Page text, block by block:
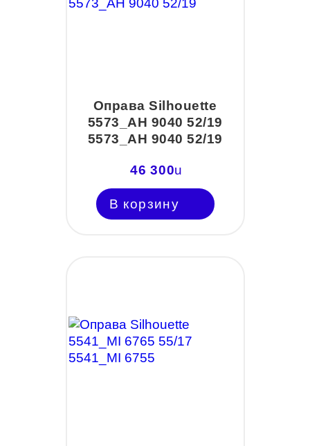
Оправа Silhouette
5573_AH 9040 52/19
5573_AH 9040 52/19
46 300u
В корзину